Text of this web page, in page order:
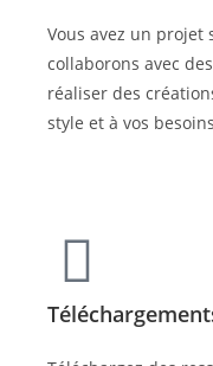
Vous avez un projet
collaborons avec
réaliser des
style et à vos